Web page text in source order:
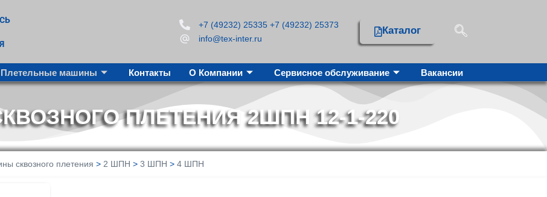
+7 (49232) 25335 +7 (49232) 25373
info@tex-inter.ru
Каталог
Плетельные машины Контакты О Компании Сервисное обслуживание Вакансии
ПЛЕТЕНИЯ 2ШПН 12-1-220
сквозного плетения > 2 ШПН > 3 ШПН > 4 ШПН